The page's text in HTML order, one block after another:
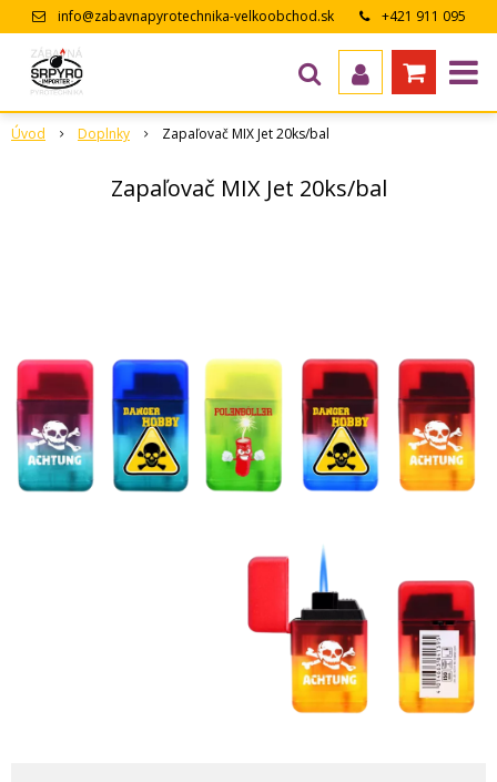
info@zabavnapyrotechnika-velkoobchod.sk
+421 911 095
Úvod Doplnky Zapaľovač MIX Jet 20ks/bal
Zapaľovač MIX Jet 20ks/bal